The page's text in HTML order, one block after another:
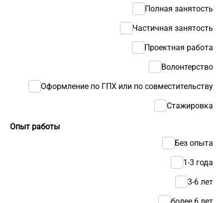
Полная занятость
Частичная занятость
Проектная работа
Волонтерство
Оформление по ГПХ или по совместительству
Стажировка
Опыт работы
Без опыта
1-3 года
3-6 лет
более 6 лет